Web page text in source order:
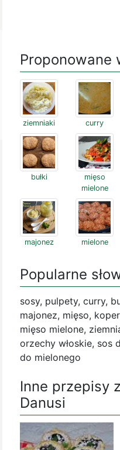
Proponowane
ziemniaki curry
bułki
mięso
mielone
majonez mielone
Popularne
sosy, pulpety, curry,
majonez, mięso,
mięso mielone,
orzechy włoskie, sos
do mielonego
Inne przepisy
Danusi